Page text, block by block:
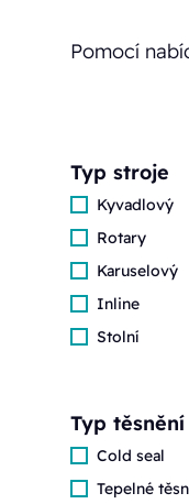
Pomocí
Typ stroje
Kyvadlový
Rotary
Karuselový
Inline
Stolní
Typ těsnění
Cold seal
Tepelné